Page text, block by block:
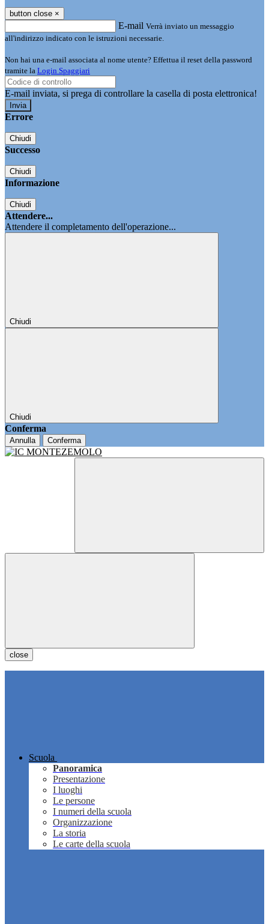
button close ×
E-mail Verrà inviato un messaggio
all'indirizzo indicato con le istruzioni necessarie.
Non hai una e-mail associata al nome utente? Effettua il reset della password
tramite la Login Spaggiari
E-mail inviata, si prega di controllare la casella di posta elettronica!
Errore
Chiudi
Successo
Chiudi
Informazione
Chiudi
Attendere...
Attendere il completamento dell'operazione...
Chiudi
Chiudi
Conferma
Annulla Conferma
close
Scuola
Panoramica
Presentazione
I luoghi
Le persone
I numeri della scuola
Organizzazione
La storia
Le carte della scuola